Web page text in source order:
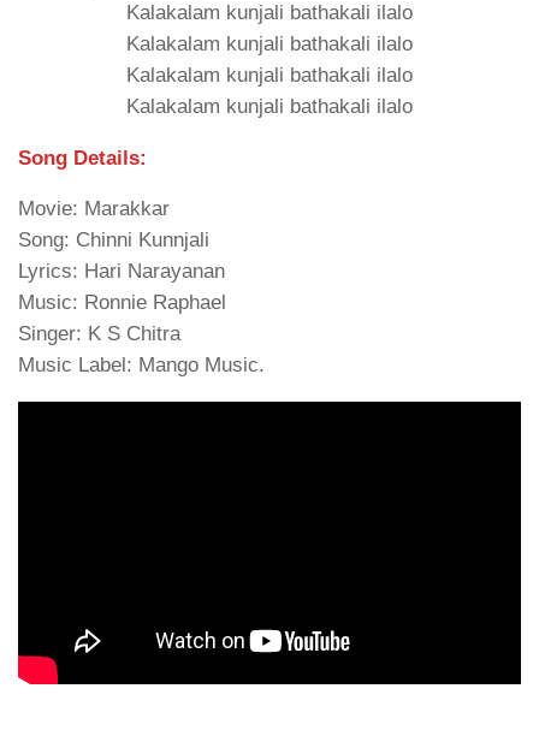
Kalakalam kunjali bathakali ilalo
Kalakalam kunjali bathakali ilalo
Kalakalam kunjali bathakali ilalo
Kalakalam kunjali bathakali ilalo
Song Details:
Movie: Marakkar
Song: Chinni Kunnjali
Lyrics: Hari Narayanan
Music: Ronnie Raphael
Singer: K S Chitra
Music Label: Mango Music.